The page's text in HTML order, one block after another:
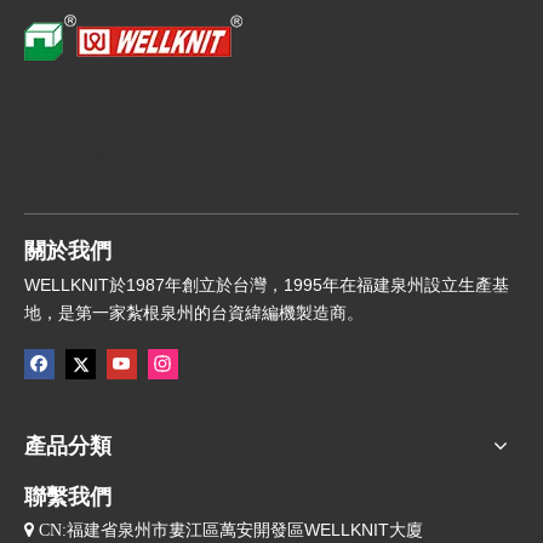
關於我們
WELLKNIT於1987年創立於台灣，1995年在福建泉州設立生產基
地，是第一家紮根泉州的台資緯編機製造商。
產品分類
聯繫我們
 CN:福建省泉州市婁江區萬安開發區WELLKNIT大廈